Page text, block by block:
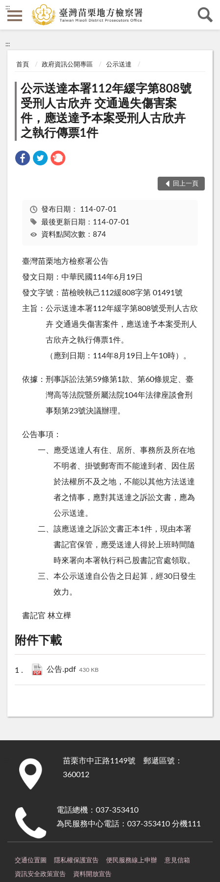
:::
:::
首頁 政府資訊公開專區 公示送達
公示送達本署112年緩字第808號
受刑人古欣卉 交通過失傷害案
件，應送達予本案受刑人古欣卉
之執行傳票1件
回上一頁
發布日期： 114-07-01
最後更新日期：114-07-01
資料點閱次數：874
臺灣苗栗地方檢察署公告
發文日期：中華民國114年6月19日
發文字號：苗檢映執己112緩808字第 01491號
主旨：公示送達本署112年緩字第808號受刑人古欣
卉 交通過失傷害案件，應送達予本案受刑人
古欣卉之執行傳票1件。
（應到日期：114年8月19日上午10時）。
依據：刑事訴訟法第59條第1款、第60條規定、臺
灣高等法院暨所屬法院104年法律座談會刑
事類第23號決議辦理。
公告事項：
一、應受送達人有住、居所、事務所及所在地
不明者、掛號郵寄而不能達到者、因住居
於法權所不及之地，不能以其他方法送達
者之情事，應對其送達之訴訟文書，應為
公示送達。
二、該應送達之訴訟文書正本1件，現由本署
書記官保管，應受送達人得於上班時間隨
時來署向本署執行科己股書記官處領取。
三、本公示送達自公告之日起算，經30日發生
效力。
書記官 林立樺
附件下載
公告.pdf 430 KB
苗栗市中正路1149號 郵遞區號：
360012
電話總機：037-353410
為民服務中心電話：037-353410 分機111
交通位置圖 隱私權保護宣告 便民服務線上申辦 意見信箱
資訊安全政策宣告 資料開放宣告